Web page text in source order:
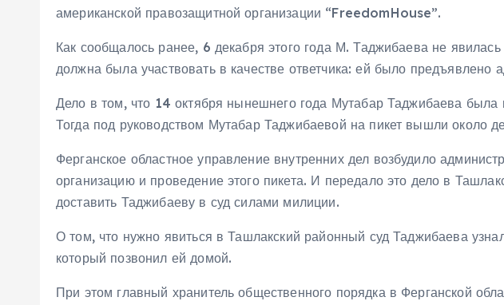
американской правозащитной организации “FreedomHouse”.
Как сообщалось ранее, 6 декабря этого года М. Таджибаева не
должна была участвовать в качестве ответчика: ей было
Дело в том, что 14 октября нынешнего года Мутабар Таджибаева была
Тогда под руководством Мутабар Таджибаевой на пикет вышли около
Ферганское областное управление внутренних дел возбудило
организацию и проведение этого пикета. И передало это дело в
доставить Таджибаеву в суд силами милиции.
О том, что нужно явиться в Ташлакский районный суд Таджибаева
который позвонил ей домой.
При этом главный хранитель общественного порядка в Ферганской